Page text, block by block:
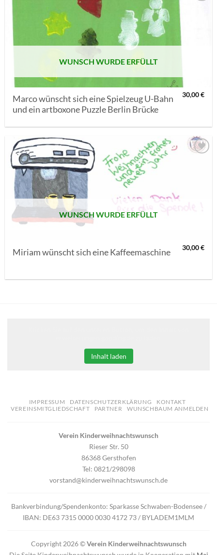
AUF MEINE
MERKLISTE
SETZEN
WUNSCH WURDE ERFÜLLT
Marco wünscht sich eine Spielzeug U-Bahn
und ein artboxone Puzzle Berlin Brücke
30,00€
WUNSCH WURDE ERFÜLLT
Miriam wünscht sich eine Kaffeemaschine 30,00€
Inhalt laden
IMPRESSUM DATENSCHUTZERKLÄRUNG
KONTAKT
VEREINSMITGLIEDSCHAFT
PARTNER WUNSCHBAUM ANMELDEN
Verein Kinderweihnachtswunsch
Rieser Str. 50
86368 Gersthofen
Tel: 0821/298098
vorstand@kinderweihnachtswunsch.de
Bankverbindung/Spendenkonto: Sparkasse Schwaben-Bodensee /
IBAN: DE63 7315 0000 0030 4172 73 / BYLADEM1MLM
Copyright 2026 ©Verein Kinderweihnachtswunsch